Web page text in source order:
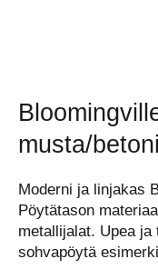
musta/betoni
Moderni ja linjakas
Pöytätason
metallijalat. Upea
sohvapöytä